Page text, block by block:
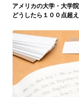
アメリカの大学・大学
どうしたら１００点超